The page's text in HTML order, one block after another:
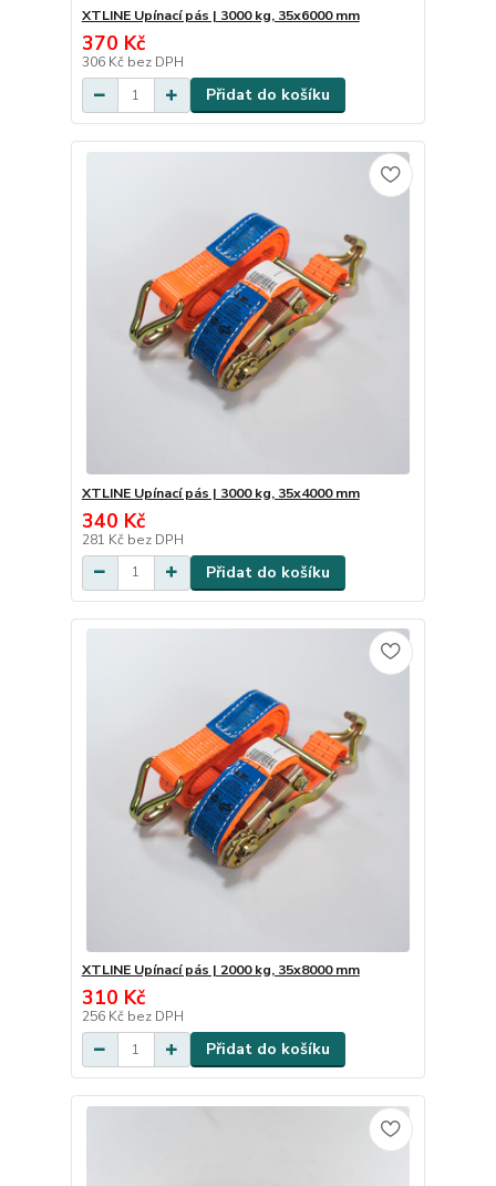
XTLINE Upínací pás | 3000 kg, 35x6000 mm
370 Kč
306 Kč bez DPH
Přidat do košíku
XTLINE Upínací pás | 3000 kg, 35x4000 mm
340 Kč
281 Kč bez DPH
Přidat do košíku
XTLINE Upínací pás | 2000 kg, 35x8000 mm
310 Kč
256 Kč bez DPH
Přidat do košíku